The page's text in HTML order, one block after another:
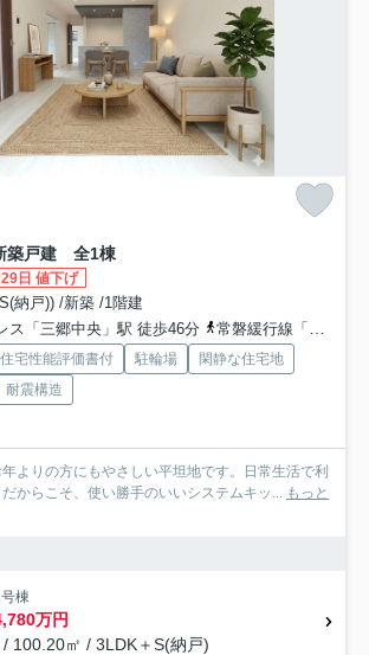
戸建 全1棟
日 値下げ
納戸)) /新築 /1階建
ス「三郷中央」駅 徒歩46分
常磐緩行線「金町」駅 徒歩49分
宅性能評価書付 駐輪場
閑静な住宅地
耐震構造
よりの方にもやさしい平坦地です。日常生活で利
からこそ、使い勝手のいいシステムキッ... もっと
棟
万円
/ 100.20㎡ / 3LDK＋S(納戸)